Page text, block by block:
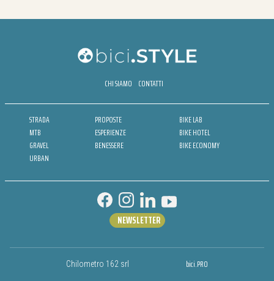
CHI SIAMO CONTATTI
STRADA
MTB
GRAVEL
URBAN
PROPOSTE
ESPERIENZE
BENESSERE
BIKE LAB
BIKE HOTEL
BIKE ECONOMY
Chilometro 162 srl bici.PRO
NEWSLETTER